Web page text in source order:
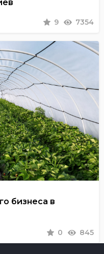
9 7354
бизнеса в
0 845